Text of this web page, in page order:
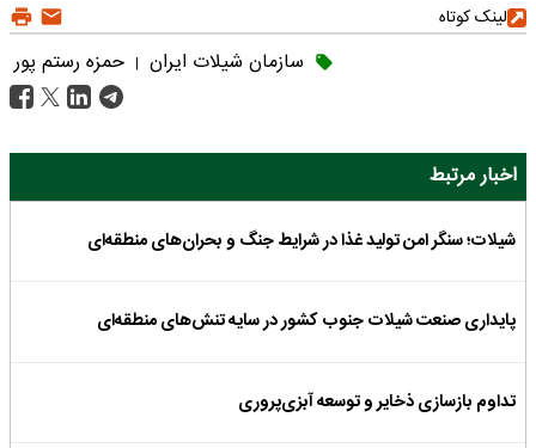
لینک کوتاه
سازمان شیلات ایران | حمزه رستم پور
اخبار مرتبط
شیلات؛ سنگر امن تولید غذا در شرایط جنگ و بحران‌های منطقه‌ای
پایداری صنعت شیلات جنوب کشور در سایه تنش‌های منطقه‌ای
تداوم بازسازی ذخایر و توسعه آبزی‌پروری